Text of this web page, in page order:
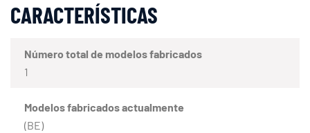
CARACTERÍSTICAS
Número total de modelos fabricados
1
Modelos fabricados actualmente
(BE)